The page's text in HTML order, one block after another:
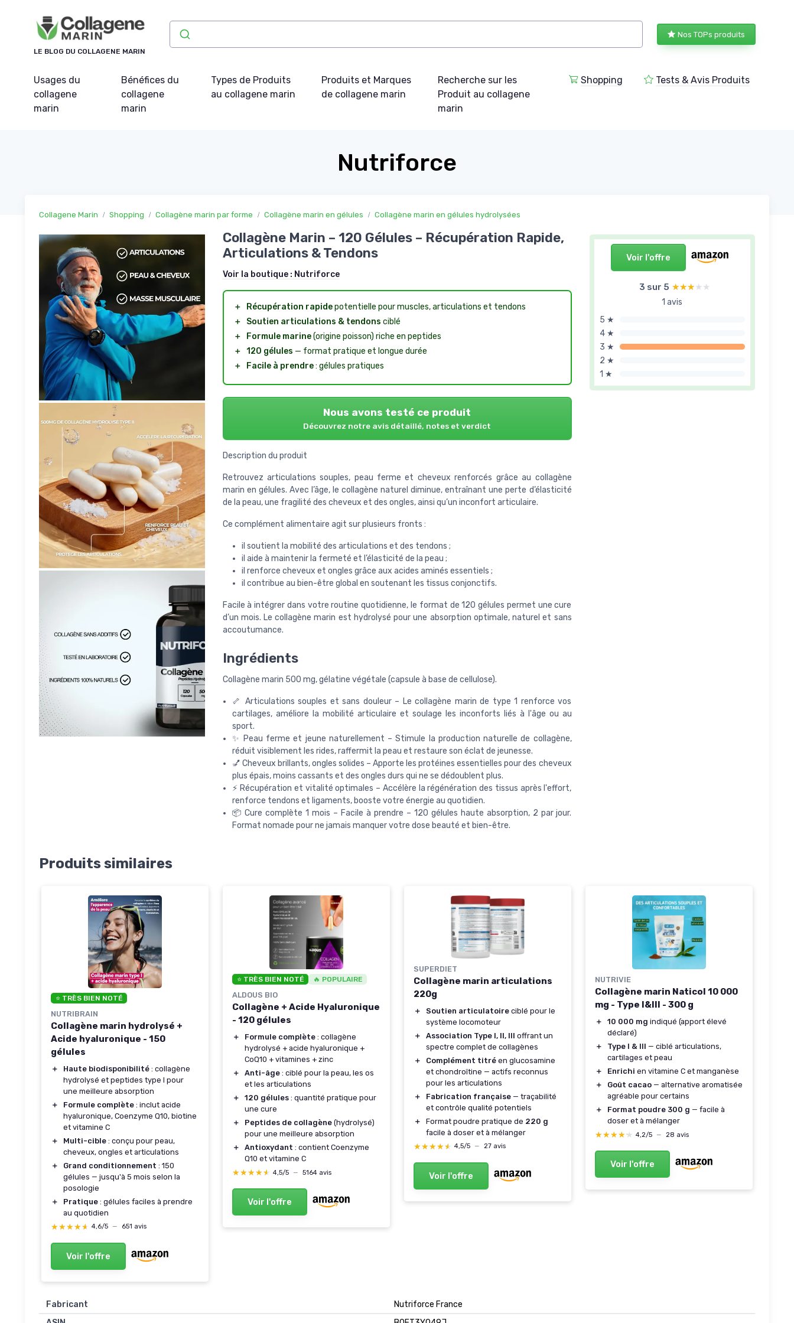
LE BLOG DU COLLAGENE MARIN
Nos TOPs produits
Usages du
collagene
marin
Bénéfices du
collagene
marin
Types de Produits
au collagene marin
Produits et Marques
de collagene marin
Recherche sur les
Produit au collagene
marin
Shopping Tests & Avis Produits
Nutriforce
Collagene Marin Shopping Collagène marin par forme Collagène marin en gélules Collagène marin en gélules hydrolysées
Voir l'offre
3 sur 5 ★★★★★
★★★★★
1 avis
5 ★
4 ★
3 ★
2 ★
1 ★
Collagène Marin – 120 Gélules – Récupération Rapide,
Articulations & Tendons
Voir la boutique : Nutriforce
＋ Récupération rapidepotentielle pour muscles, articulations et tendons
＋
Soutien articulations & tendons ciblé
＋
Formule marine(origine poisson) riche en peptides
＋ 120 gélules — format pratique et longue durée
＋
Facile à prendre: gélules pratiques
Nous avons testé ce produit
Découvrez notre avis détaillé, notes et verdict
Description du produit
Retrouvez articulations souples, peau ferme et cheveux renforcés grâce au collagène
marin en gélules. Avec l’âge, le collagène naturel diminue, entraînant une perte d’élasticité
de la peau, une fragilité des cheveux et des ongles, ainsi qu’un inconfort articulaire.
Ce complément alimentaire agit sur plusieurs fronts :
il soutient la mobilité des articulations et des tendons ;
il aide à maintenir la fermeté et l’élasticité de la peau ;
il renforce cheveux et ongles grâce aux acides aminés essentiels ;
il contribue au bien-être global en soutenant les tissus conjonctifs.
Facile à intégrer dans votre routine quotidienne, le format de 120 gélules permet une cure
d’un mois. Le collagène marin est hydrolysé pour une absorption optimale, naturel et sans
accoutumance.
Ingrédients
Collagène marin 500 mg, gélatine végétale (capsule à base de cellulose).
🦴 Articulations souples et sans douleur – Le collagène marin de type 1 renforce vos
cartilages, améliore la mobilité articulaire et soulage les inconforts liés à l'âge ou au
sport.
✨ Peau ferme et jeune naturellement – Stimule la production naturelle de collagène,
réduit visiblement les rides, raffermit la peau et restaure son éclat de jeunesse.
💅 Cheveux brillants, ongles solides – Apporte les protéines essentielles pour des cheveux
plus épais, moins cassants et des ongles durs qui ne se dédoublent plus.
⚡ Récupération et vitalité optimales – Accélère la régénération des tissus après l'effort,
renforce tendons et ligaments, booste votre énergie au quotidien.
📦 Cure complète 1 mois – Facile à prendre – 120 gélules haute absorption, 2 par jour.
Format nomade pour ne jamais manquer votre dose beauté et bien-être.
Produits similaires
⭐ TRÈS BIEN NOTÉ
NUTRIBRAIN
Collagène marin hydrolysé +
Acide hyaluronique - 150
gélules
＋ Haute biodisponibilité : collagène
hydrolysé et peptides type I pour
une meilleure absorption
＋
Formule complète : inclut acide
hyaluronique, Coenzyme Q10, biotine
et vitamine C
＋
Multi-cible : conçu pour peau,
cheveux, ongles et articulations
＋
Grand conditionnement : 150
gélules — jusqu'à 5 mois selon la
posologie
＋
Pratique : gélules faciles à prendre
au quotidien
★★★★★
★★★★★ 4,6/5 — 651 avis
Voir l'offre
⭐ TRÈS BIEN NOTÉ 🔥 POPULAIRE
ALDOUS BIO
Collagène + Acide Hyaluronique
- 120 gélules
＋ Formule complète : collagène
hydrolysé + acide hyaluronique +
CoQ10 + vitamines + zinc
＋
Anti-âge : ciblé pour la peau, les os
et les articulations
＋
120 gélules : quantité pratique pour
une cure
＋
Peptides de collagène (hydrolysé)
pour une meilleure absorption
＋
Antioxydant : contient Coenzyme
Q10 et vitamine C
★★★★★
★★★★★ 4,5/5 — 5164 avis
Voir l'offre
SUPERDIET
Collagène marin articulations
220g
＋ Soutien articulatoire ciblé pour le
système locomoteur
＋
Association Type I, II, III offrant un
spectre complet de collagènes
＋
Complément titré en glucosamine
et chondroïtine — actifs reconnus
pour les articulations
＋
Fabrication française — traçabilité
et contrôle qualité potentiels
＋
Format poudre pratique de 220 g
facile à doser et à mélanger
★★★★★
★★★★★ 4,5/5 — 27 avis
Voir l'offre
NUTRIVIE
Collagène marin Naticol 10 000
mg - Type I&III - 300 g
＋ 10 000 mg indiqué (apport élevé
déclaré)
＋
Type I & III — ciblé articulations,
cartilages et peau
＋
Enrichi en vitamine C et manganèse
＋
Goût cacao — alternative aromatisée
agréable pour certains
＋
Format poudre 300 g — facile à
doser et à mélanger
★★★★★
★★★★★ 4,2/5 — 28 avis
Voir l'offre
Fabricant
Nutriforce France